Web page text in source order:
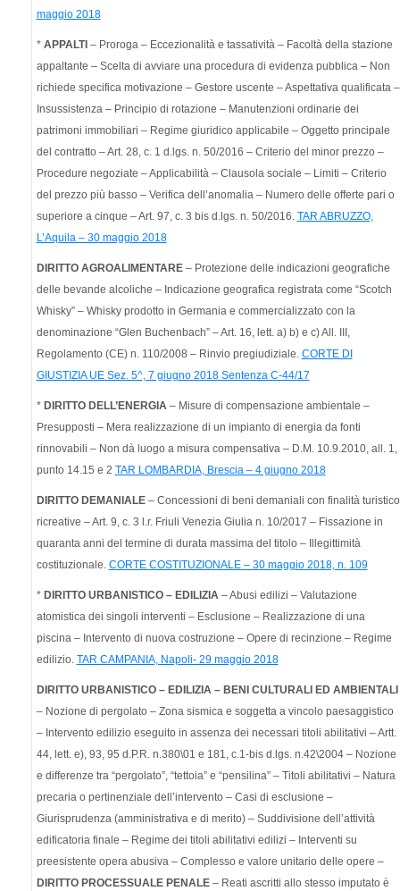
maggio 2018
* APPALTI – Proroga – Eccezionalità e tassatività – Facoltà della stazione
appaltante – Scelta di avviare una procedura di evidenza pubblica – Non
richiede specifica motivazione – Gestore uscente – Aspettativa qualificata –
Insussistenza – Principio di rotazione – Manutenzioni ordinarie dei
patrimoni immobiliari – Regime giuridico applicabile – Oggetto principale
del contratto – Art. 28, c. 1 d.lgs. n. 50/2016 – Criterio del minor prezzo –
Procedure negoziate – Applicabilità – Clausola sociale – Limiti – Criterio
del prezzo più basso – Verifica dell’anomalia – Numero delle offerte pari o
superiore a cinque – Art. 97, c. 3 bis d.lgs. n. 50/2016. TAR ABRUZZO,
L’Aquila – 30 maggio 2018
DIRITTO AGROALIMENTARE– Protezione delle indicazioni geografiche
delle bevande alcoliche – Indicazione geografica registrata come “Scotch
Whisky” – Whisky prodotto in Germania e commercializzato con la
denominazione “Glen Buchenbach” – Art. 16, lett. a) b) e c) All. III,
Regolamento (CE) n. 110/2008 – Rinvio pregiudiziale. CORTE DI
GIUSTIZIA UE Sez. 5^, 7 giugno 2018 Sentenza C-44/17
* DIRITTO DELL’ENERGIA– Misure di compensazione ambientale –
Presupposti – Mera realizzazione di un impianto di energia da fonti
rinnovabili – Non dà luogo a misura compensativa – D.M. 10.9.2010, all. 1,
punto 14.15 e 2 TAR LOMBARDIA, Brescia – 4 giugno 2018
DIRITTO DEMANIALE– Concessioni di beni demaniali con finalità turistico
ricreative – Art. 9, c. 3 l.r. Friuli Venezia Giulia n. 10/2017 – Fissazione in
quaranta anni del termine di durata massima del titolo – Illegittimità
costituzionale. CORTE COSTITUZIONALE – 30 maggio 2018, n. 109
* DIRITTO URBANISTICO – EDILIZIA– Abusi edilizi – Valutazione
atomistica dei singoli interventi – Esclusione – Realizzazione di una
piscina – Intervento di nuova costruzione – Opere di recinzione – Regime
edilizio. TAR CAMPANIA, Napoli- 29 maggio 2018
DIRITTO URBANISTICO – EDILIZIA – BENI CULTURALI ED AMBIENTALI
– Nozione di pergolato – Zona sismica e soggetta a vincolo paesaggistico
– Intervento edilizio eseguito in assenza dei necessari titoli abilitativi – Artt.
44, lett. e), 93, 95 d.P.R. n.380\01 e 181, c.1-bis d.lgs. n.42\2004 – Nozione
e differenze tra “pergolato”, “tettoia” e “pensilina” – Titoli abilitativi – Natura
precaria o pertinenziale dell’intervento – Casi di esclusione –
Giurisprudenza (amministrativa e di merito) – Suddivisione dell’attività
edificatoria finale – Regime dei titoli abilitativi edilizi – Interventi su
preesistente opera abusiva – Complesso e valore unitario delle opere –
DIRITTO PROCESSUALE PENALE– Reati ascritti allo stesso imputato è